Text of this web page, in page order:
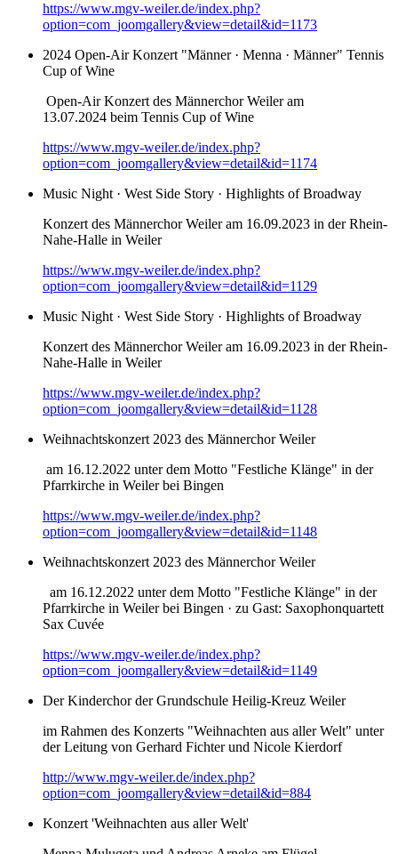
https://www.mgv-weiler.de/index.php?
option=com_joomgallery&view=detail&id=1173
2024 Open-Air Konzert "Männer · Menna · Männer" Tennis
Cup of Wine
Open-Air Konzert des Männerchor Weiler am
13.07.2024 beim Tennis Cup of Wine
https://www.mgv-weiler.de/index.php?
option=com_joomgallery&view=detail&id=1174
Music Night · West Side Story · Highlights of Broadway
Konzert des Männerchor Weiler am 16.09.2023 in der Rhein-
Nahe-Halle in Weiler
https://www.mgv-weiler.de/index.php?
option=com_joomgallery&view=detail&id=1129
Music Night · West Side Story · Highlights of Broadway
Konzert des Männerchor Weiler am 16.09.2023 in der Rhein-
Nahe-Halle in Weiler
https://www.mgv-weiler.de/index.php?
option=com_joomgallery&view=detail&id=1128
Weihnachtskonzert 2023 des Männerchor Weiler
am 16.12.2022 unter dem Motto "Festliche Klänge" in der
Pfarrkirche in Weiler bei Bingen
https://www.mgv-weiler.de/index.php?
option=com_joomgallery&view=detail&id=1148
Weihnachtskonzert 2023 des Männerchor Weiler
am 16.12.2022 unter dem Motto "Festliche Klänge" in der
Pfarrkirche in Weiler bei Bingen · zu Gast: Saxophonquartett
Sax Cuvée
https://www.mgv-weiler.de/index.php?
option=com_joomgallery&view=detail&id=1149
Der Kinderchor der Grundschule Heilig-Kreuz Weiler
im Rahmen des Konzerts "Weihnachten aus aller Welt" unter
der Leitung von Gerhard Fichter und Nicole Kierdorf
http://www.mgv-weiler.de/index.php?
option=com_joomgallery&view=detail&id=884
Konzert 'Weihnachten aus aller Welt'